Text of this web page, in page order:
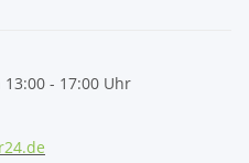
- 17:00 Uhr